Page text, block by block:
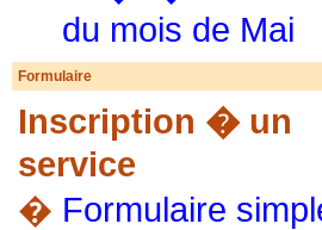
du mois de Mai
Formulaire
Inscription � un
service
� Formulaire